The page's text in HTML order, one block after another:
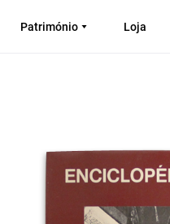
Património Loja